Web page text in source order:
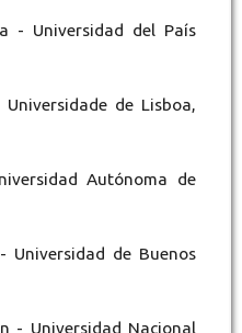
- Universidad del País
de Lisboa,
Autónoma de
Universidad de Buenos
- Universidad Nacional